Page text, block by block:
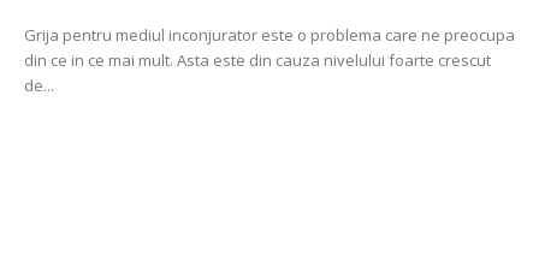
Grija pentru mediul inconjurator este o problema care ne preocupa
din ce in ce mai mult. Asta este din cauza nivelului foarte crescut
de...